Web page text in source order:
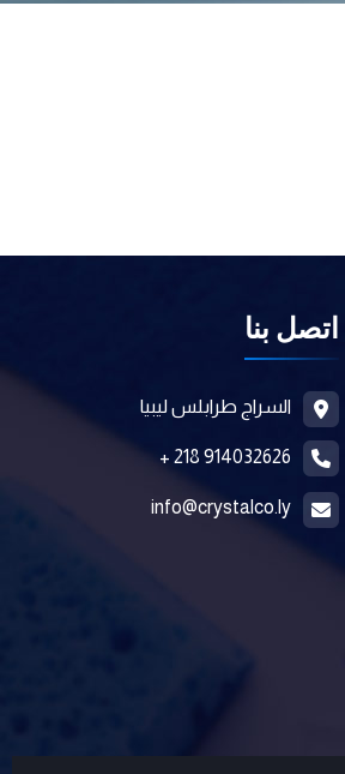
اتصل بنا
السراج طرابلس ليبيا
914032626 218 +
info@crystalco.ly